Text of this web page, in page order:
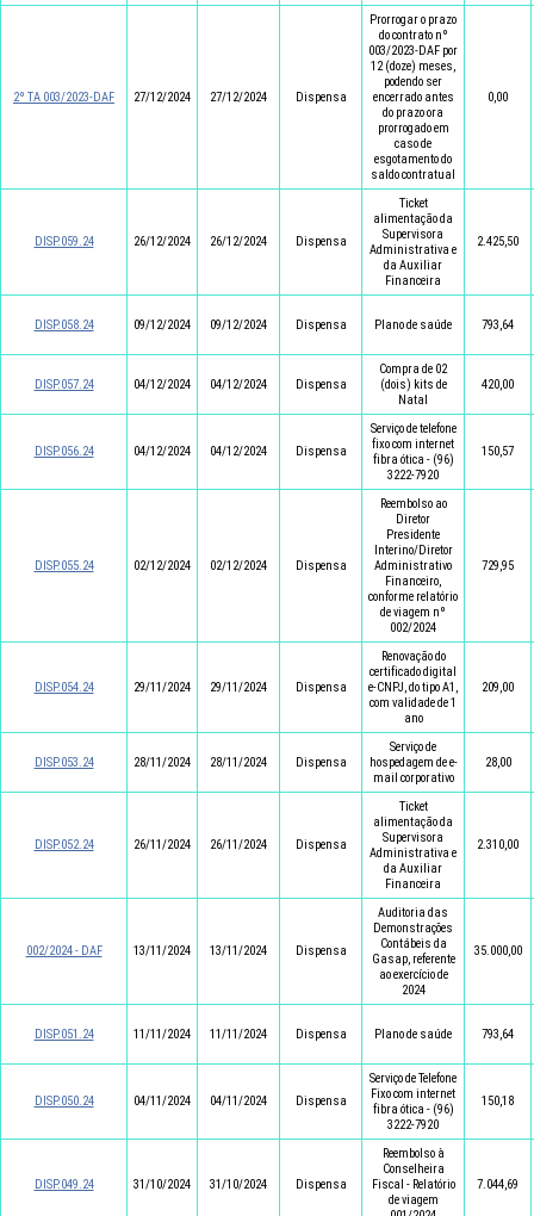
2º TA 003/2023-DAF 27/12/2024 27/12/2024 Dispensa
Prorrogar o prazo
do contrato nº
003/2023-DAF por
12 (doze) meses,
podendo ser
encerrado antes
do prazo ora
prorrogado em
caso de
esgotamento do
saldo contratual
0,00
DISP.059.24 26/12/2024 26/12/2024 Dispensa
Ticket
alimentação da
Supervisora
Administrativa e
da Auxiliar
Financeira
2.425,50
DISP.058.24 09/12/2024 09/12/2024 Dispensa Plano de saúde 793,64
DISP.057.24 04/12/2024 04/12/2024 Dispensa
Compra de 02
(dois) kits de
Natal
420,00
DISP.056.24 04/12/2024 04/12/2024 Dispensa
Serviço de telefone
fixo com internet
fibra ótica - (96)
3222-7920
150,57
DISP.055.24 02/12/2024 02/12/2024 Dispensa
Reembolso ao
Diretor
Presidente
Interino/Diretor
Administrativo
Financeiro,
conforme relatório
de viagem nº
002/2024
729,95
DISP.054.24 29/11/2024 29/11/2024 Dispensa
Renovação do
certificado digital
e-CNPJ, do tipo A1,
com validade de 1
ano
209,00
DISP.053.24 28/11/2024 28/11/2024 Dispensa
Serviço de
hospedagem de e-
mail corporativo
28,00
DISP.052.24 26/11/2024 26/11/2024 Dispensa
Ticket
alimentação da
Supervisora
Administrativa e
da Auxiliar
Financeira
2.310,00
002/2024 - DAF 13/11/2024 13/11/2024 Dispensa
Auditoria das
Demonstrações
Contábeis da
Gasap, referente
ao exercício de
2024
35.000,00
DISP.051.24 11/11/2024 11/11/2024 Dispensa Plano de saúde 793,64
DISP.050.24 04/11/2024 04/11/2024 Dispensa
Serviço de Telefone
Fixo com internet
fibra ótica - (96)
3222-7920
150,18
DISP.049.24 31/10/2024 31/10/2024 Dispensa
Reembolso à
Conselheira
Fiscal - Relatório
de viagem
7.044,69